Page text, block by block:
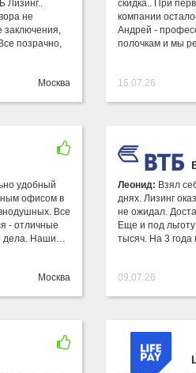
Лизинг..
не
заключения,
позрачно,
Москва
скидка.. При
компании
Андрей -
полочкам и мы
15.07.26
удобный
офисом в
Все
- отличные
дела. Наши…
Москва
Леонид: Взял
днях. Лизинг
не ожидал.
Еще и под
тысяч. На 3 года
09.07.26